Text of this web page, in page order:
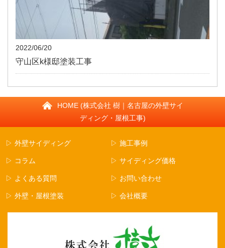
2022/06/20
守山区k様邸塗装工事
HOME (株式会社 樹｜名古屋の外壁サイ
ディング・屋根工事)
▷ 外壁サイディング ▷ 施工事例
▷ コラム ▷ サイディング価格
▷ よくある質問 ▷ お問い合わせ
▷ 外壁・屋根塗装 ▷ 会社概要